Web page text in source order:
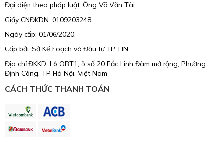
Đại diện theo pháp luật: Ông Võ Văn Tài
Giấy CNĐKDN: 0109203248
Ngày cấp: 01/06/2020.
Cấp bởi: Sở Kế hoạch và Đầu tư TP. HN.
Địa chỉ ĐKKD: Lô OBT1, ô số 20 Bắc Linh Đàm mở rộng, Phường
Định Công, TP Hà Nội, Việt Nam
CÁCH THỨC THANH TOÁN